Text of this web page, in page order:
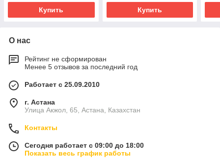
Купить Купить
О нас
Рейтинг не сформирован
Менее 5 отзывов за последний год
Работает с 25.09.2010
г. Астана
Улица Акжол, 65, Астана, Казахстан
Контакты
Сегодня работает с 09:00 до 18:00
Показать весь график работы